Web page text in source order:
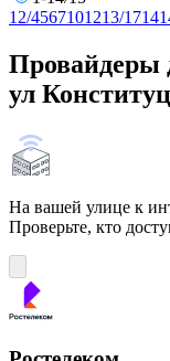
1 2/4567101213/1714
Провайдеры
ул
На вашей улице к
Проверьте, кто